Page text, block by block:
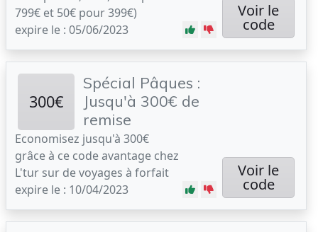
799€ et 50€ pour 399€)
expire le : 05/06/2023
Voir le
code
300€
Spécial Pâques :
Jusqu'à 300€ de
remise
Economisez jusqu'à 300€
grâce à ce code avantage chez
L'tur sur de voyages à forfait
expire le : 10/04/2023
Voir le
code